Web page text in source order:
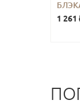
1 261